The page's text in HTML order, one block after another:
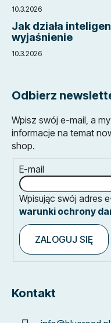
10.3.2026
Jak działa
wyjaśnienie
10.3.2026
Odbierz
Wpisz swój e-mail, a
informacje na temat
shop.
E-mail
Wpisując swój adres
warunki ochrony
ZALOGUJ SIĘ
Kontakt